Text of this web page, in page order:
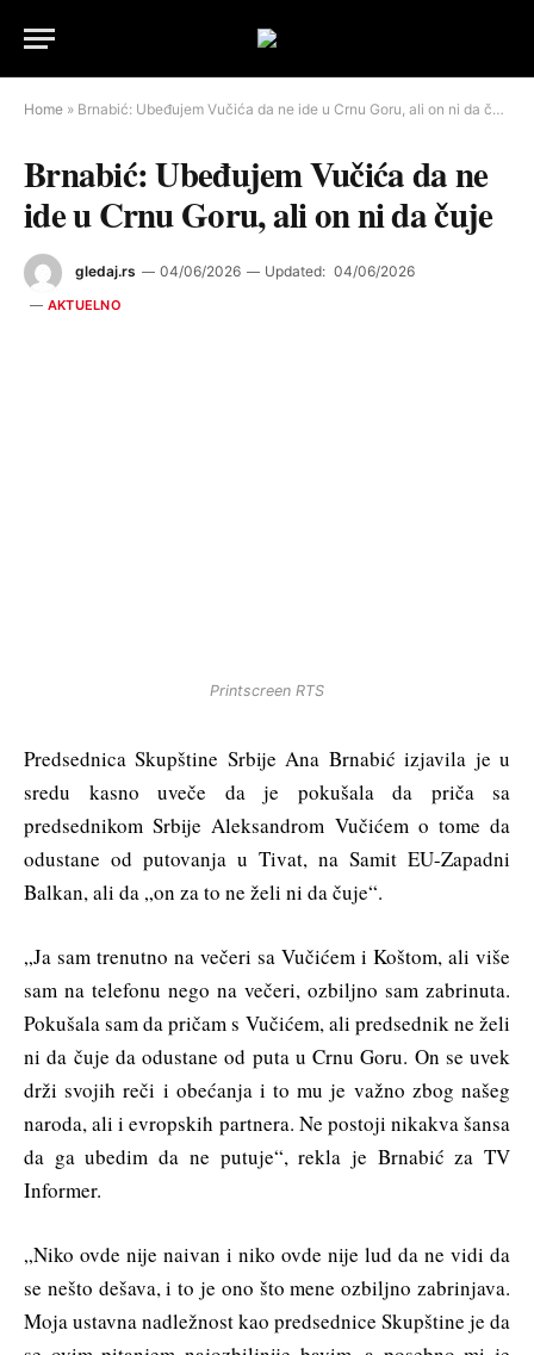
Home » Brnabić: Ubeđujem Vučića da ne ide u Crnu Goru, ali on ni da čuje
Brnabić: Ubeđujem Vučića da ne
ide u Crnu Goru, ali on ni da čuje
gledaj.rs 04/06/2026 Updated: 04/06/2026
AKTUELNO
Printscreen RTS
Predsednica Skupštine Srbije Ana Brnabić izjavila je u
sredu kasno uveče da je pokušala da priča sa
predsednikom Srbije Aleksandrom Vučićem o tome da
odustane od putovanja u Tivat, na Samit EU-Zapadni
Balkan, ali da „on za to ne želi ni da čuje“.
„Ja sam trenutno na večeri sa Vučićem i Koštom, ali više
sam na telefonu nego na večeri, ozbiljno sam zabrinuta.
Pokušala sam da pričam s Vučićem, ali predsednik ne želi
ni da čuje da odustane od puta u Crnu Goru. On se uvek
drži svojih reči i obećanja i to mu je važno zbog našeg
naroda, ali i evropskih partnera. Ne postoji nikakva šansa
da ga ubedim da ne putuje“, rekla je Brnabić za TV
Informer.
„Niko ovde nije naivan i niko ovde nije lud da ne vidi da
se nešto dešava, i to je ono što mene ozbiljno zabrinjava.
Moja ustavna nadležnost kao predsednice Skupštine je da